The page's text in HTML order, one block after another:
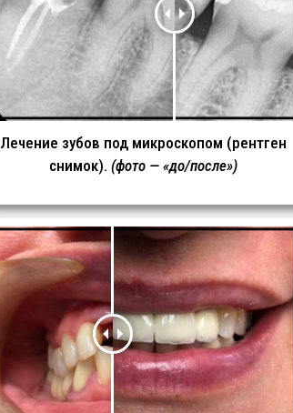
Лечение зубов под микроскопом (рентген
снимок).(фото — «до/после»)